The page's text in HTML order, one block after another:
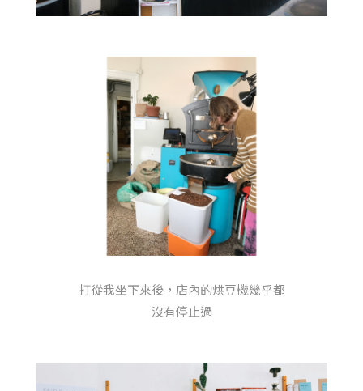
打從我坐下來後，店內的烘豆機幾乎都
沒有停止過